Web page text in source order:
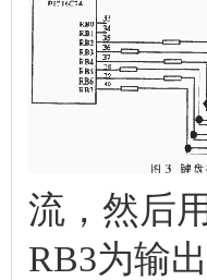
流，然后
RB3为输